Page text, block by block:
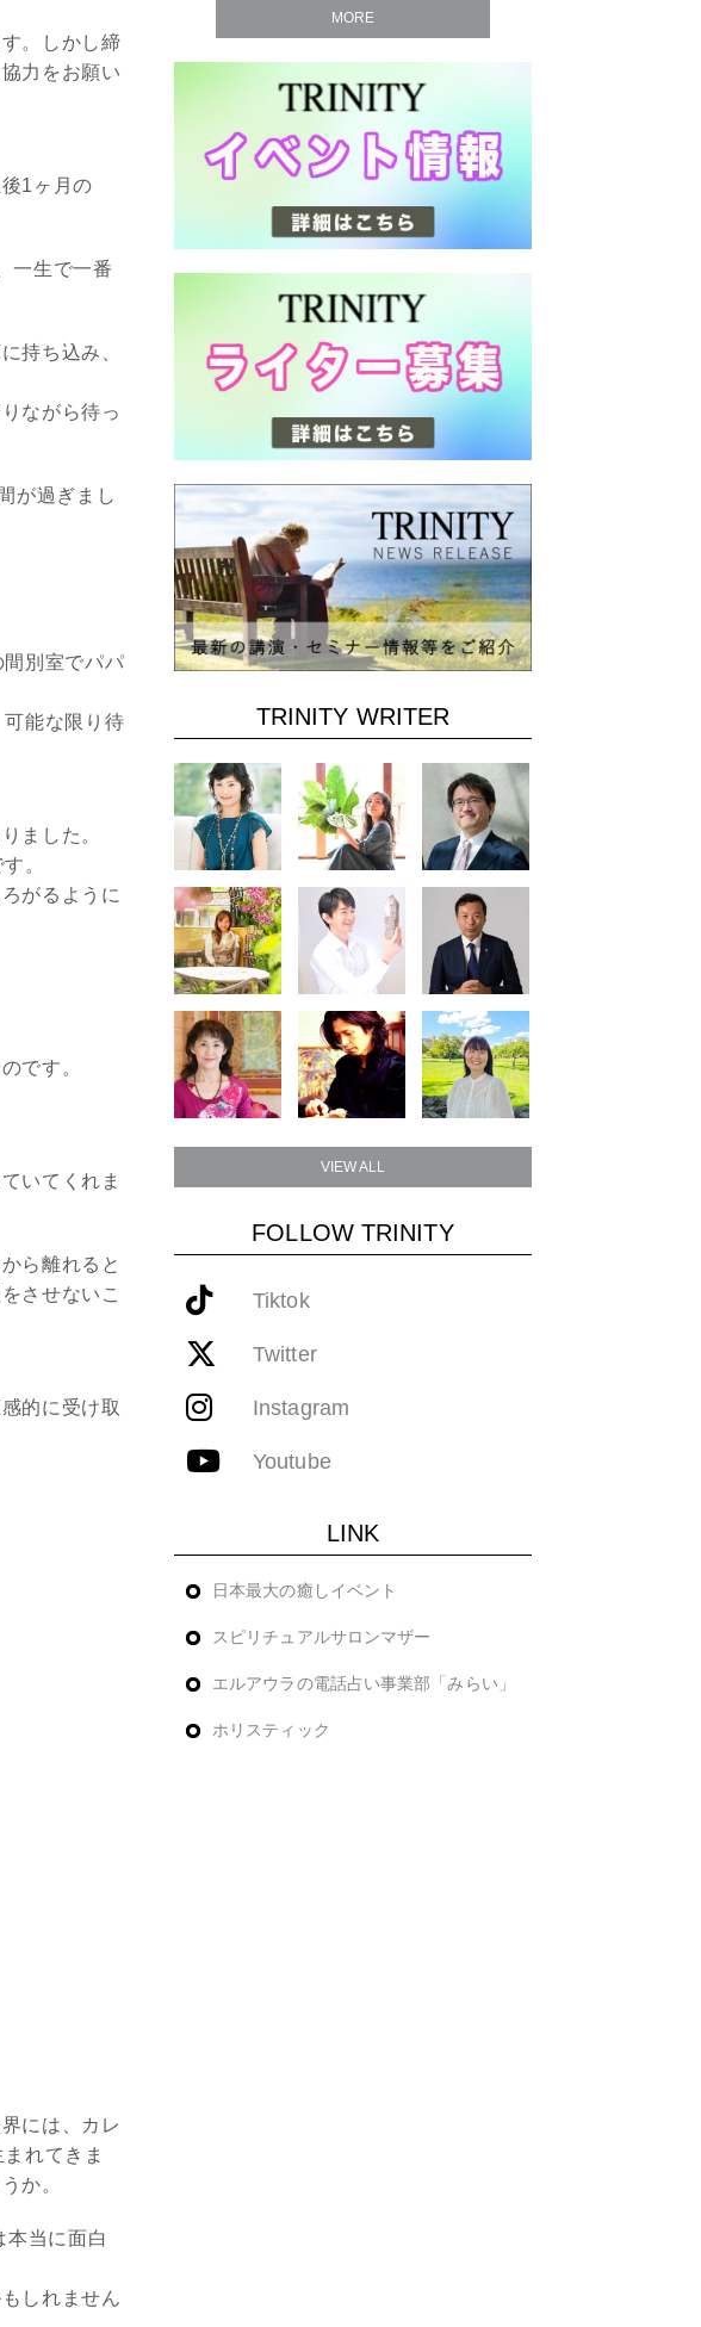
。しかし締
力をお願い
1ヶ月の
一生で一番
持ち込み、
ながら待っ
が過ぎまし
別室でパパ
可能な限り待
ました。
。
がるように
です。
いてくれま
ら離れると
させないこ
的に受け取
には、カレ
れてきま
か。
本当に面白
しれません
MORE
TRINITY WRITER
VIEW ALL
FOLLOW TRINITY
Tiktok
Twitter
Instagram
Youtube
LINK
日本最大の癒しイベント
スピリチュアルサロンマザー
エルアウラの電話占い事業部「みらい」
ホリスティック